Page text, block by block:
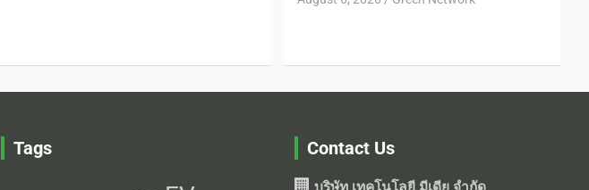
471/3-4 อาคารพญาไทเพลส ถ.ศรีอยุธยา